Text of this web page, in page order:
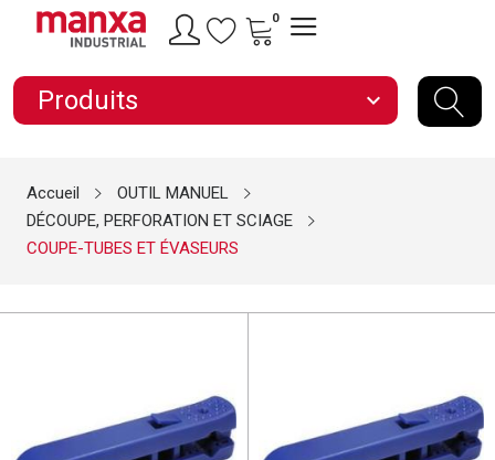
0
Produits expand_more
Accueil
OUTIL MANUEL
DÉCOUPE, PERFORATION ET SCIAGE
COUPE-TUBES ET ÉVASEURS